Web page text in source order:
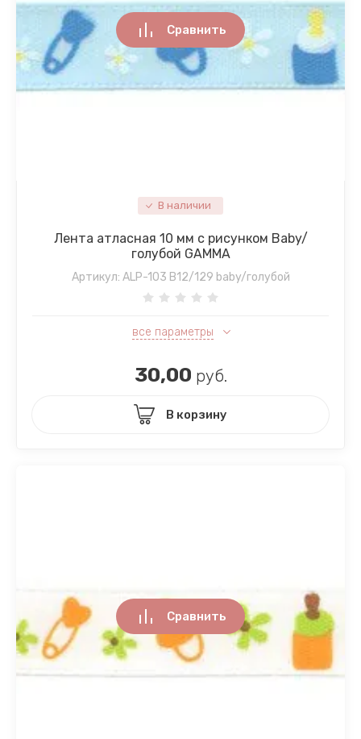
В наличии
Лента атласная 10 мм с рисунком Baby/
голубой GAMMA
Артикул: ALP-103 B12/129 baby/голубой
все параметры
Сравнить
30,00 руб.
В корзину
Сравнить